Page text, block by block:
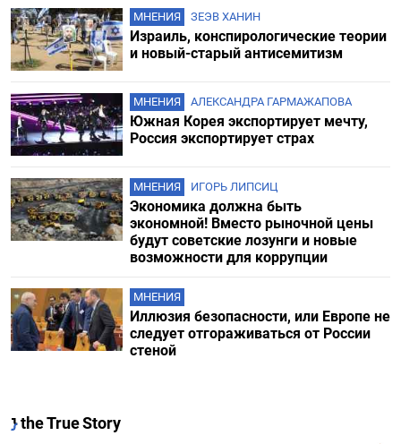
МНЕНИЯ ЗЕЭВ ХАНИН
Израиль, конспирологические теории
и новый-старый антисемитизм
МНЕНИЯ АЛЕКСАНДРА ГАРМАЖАПОВА
Южная Корея экспортирует мечту,
Россия экспортирует страх
МНЕНИЯ ИГОРЬ ЛИПСИЦ
Экономика должна быть
экономной! Вместо рыночной цены
будут советские лозунги и новые
возможности для коррупции
МНЕНИЯ
Иллюзия безопасности, или Европе не
следует отгораживаться от России
стеной